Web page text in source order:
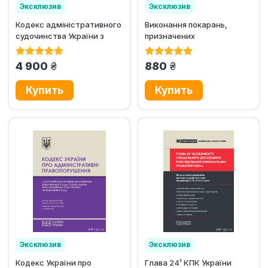
Эксклюзив
Хит продаж
Кодекс адміністративного
судочинства України з
постатейними
4 900 грн.
Эксклюзив
Виконання покарань,
призначених
військовослужбовцям
880 грн.
Эксклюзив
Кодекс України про
Эксклюзив
Глава 24¹ КПК України